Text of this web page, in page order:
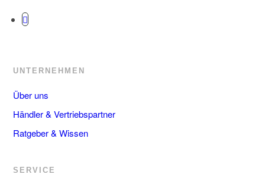
UNTERNEHMEN
Über uns
Händler & Vertriebspartner
Ratgeber & Wissen
SERVICE